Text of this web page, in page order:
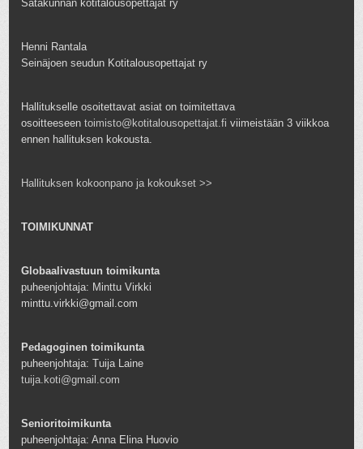
Satakunnan kotitalousopettajat ry
Henni Rantala
Seinäjoen seudun Kotitalousopettajat ry
Hallitukselle osoitettavat asiat on toimitettava
osoitteeseentoimisto@kotitalousopettajat.fi viimeistään 3 viikkoa
ennen hallituksen kokousta.
Hallituksen kokoonpano ja kokoukset >>
TOIMIKUNNAT
Globaalivastuun toimikunta
puheenjohtaja: Minttu Virkki
minttu.virkki@gmail.com
Pedagoginen toimikunta
puheenjohtaja: Tuija Laine
tuija.koti@gmail.com
Senioritoimikunta
puheenjohtaja: Anna Elina Huovio